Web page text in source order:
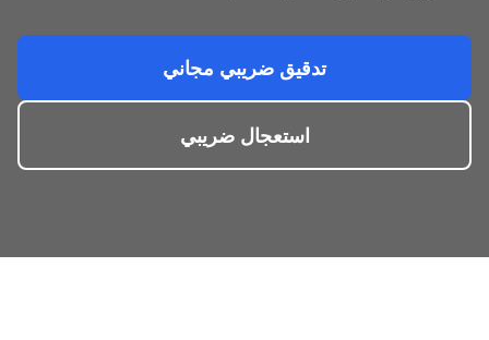
تدقيق ضريبي مجاني
استعجال ضريبي